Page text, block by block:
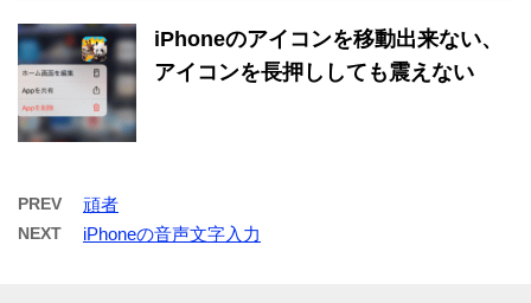
iPhoneのアイコンを移動出来ない、
アイコンを長押ししても震えない
PREV 頑者
NEXT iPhoneの音声文字入力